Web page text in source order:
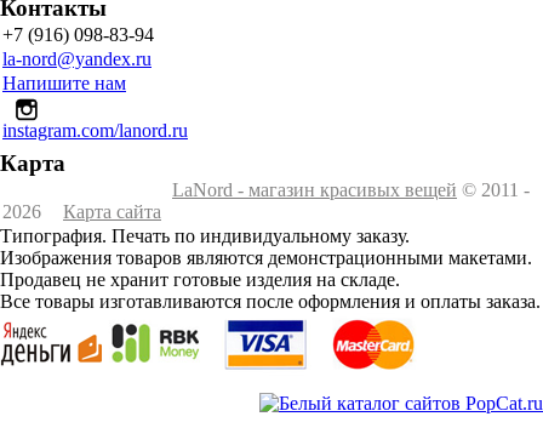
Контакты
+7 (916) 098-83-94
la-nord@yandex.ru
Напишите нам
instagram.com/lanord.ru
Карта
LaNord - магазин красивых вещей © 2011 -
2026
Карта сайта
Типография. Печать по индивидуальному заказу.
Изображения товаров являются демонстрационными макетами.
Продавец не хранит готовые изделия на складе.
Все товары изготавливаются после оформления и оплаты заказа.